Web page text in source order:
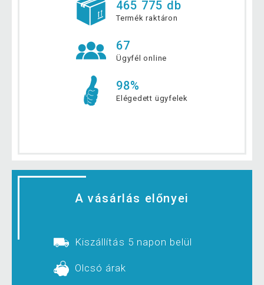
465 775 db
Termék raktáron
67
Ügyfél online
98%
Elégedett ügyfelek
A vásárlás előnyei
Kiszállítás 5 napon belül
Olcsó árak